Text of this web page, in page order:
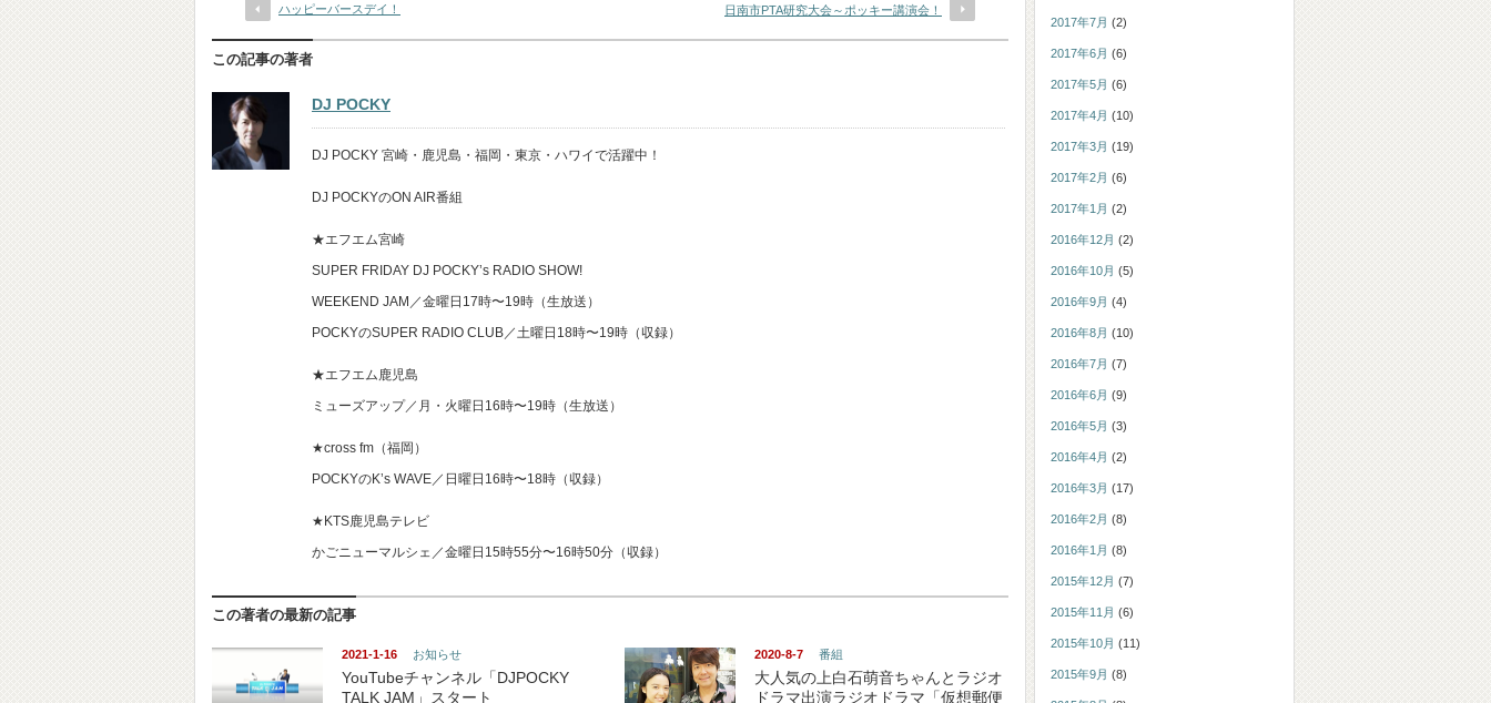
ハッピーバースデイ！ 日南市PTA研究大会～ポッキー講演会！
この記事の著者
DJ POCKY
DJ POCKY 宮崎・鹿児島・福岡・東京・ハワイで活躍中！
DJ POCKYのON AIR番組
★エフエム宮崎
SUPER FRIDAY DJ POCKY’s RADIO SHOW!
WEEKEND JAM／金曜日17時〜19時（生放送）
POCKYのSUPER RADIO CLUB／土曜日18時〜19時（収録）
★エフエム鹿児島
ミューズアップ／月・火曜日16時〜19時（生放送）
★cross fm（福岡）
POCKYのK’s WAVE／日曜日16時〜18時（収録）
★KTS鹿児島テレビ
かごニューマルシェ／金曜日15時55分〜16時50分（収録）
この著者の最新の記事
2021-1-16 お知らせ
YouTubeチャンネル「DJPOCKY
TALK JAM」スタート
2020-8-7 番組
大人気の上白石萌音ちゃんとラジオ
ドラマ出演ラジオドラマ「仮想郵便
2017年7月 (2)
2017年6月 (6)
2017年5月 (6)
2017年4月 (10)
2017年3月 (19)
2017年2月 (6)
2017年1月 (2)
2016年12月 (2)
2016年10月 (5)
2016年9月 (4)
2016年8月 (10)
2016年7月 (7)
2016年6月 (9)
2016年5月 (3)
2016年4月 (2)
2016年3月 (17)
2016年2月 (8)
2016年1月 (8)
2015年12月 (7)
2015年11月 (6)
2015年10月 (11)
2015年9月 (8)